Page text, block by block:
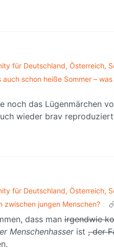
für Deutschland, Österreich,
schon heiße Sommer –
noch das Lügenmärchen
wieder brav
für Deutschland, Österreich,
zwischen jungen Menschen?
dass man irgendwie
Menschenhasserist , der